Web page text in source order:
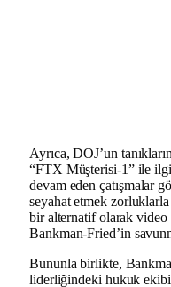
Ayrıca, DOJ’un
“FTX Müşterisi-1” ile
devam eden çatışmalar
seyahat etmek
bir alternatif olarak video
Bankman-Fried’in
Bununla birlikte,
liderliğindeki hukuk